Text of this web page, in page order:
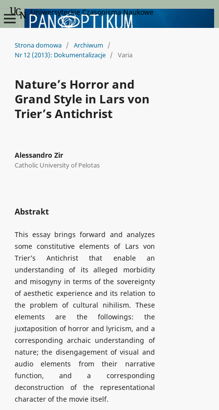
Uniwersyteckie Czasopisma Naukowe
Strona domowa / Archiwum /
Nr 12 (2013): Dokumentalizacje / Varia
Nature’s Horror and
Grand Style in Lars von
Trier’s Antichrist
Alessandro Zir
Catholic University of Pelotas
Abstrakt
This essay brings forward and analyzes
some constitutive elements of Lars von
Trier’s Antichrist that enable an
understanding of its alleged morbidity
and misogyny in terms of the sovereignty
of aesthetic experience and its relation to
the problem of cultural nihilism. These
elements are the followings: the
juxtaposition of horror and lyricism, and a
corresponding archaic understanding of
nature; the disengagement of visual and
audio elements from their narrative
function, and a corresponding
deconstruction of the representational
character of the movie itself.